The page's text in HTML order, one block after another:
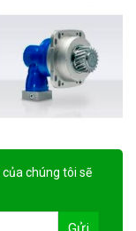
của chúng tôi sẽ